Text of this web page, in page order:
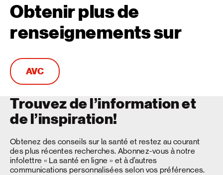
Obtenir plus de
renseignements sur
AVC
Trouvez de l’information et
de l’inspiration!
Obtenez des conseils sur la santé et restez au courant
des plus récentes recherches. Abonnez-vous à notre
infolettre « La santé en ligne » et à d’autres
communications personnalisées selon vos préférences.